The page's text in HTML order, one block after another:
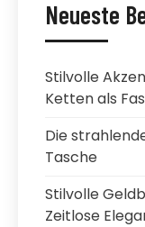
Neueste
Stilvolle
Ketten als
Die
Tasche
Stilvolle
Zeitlose